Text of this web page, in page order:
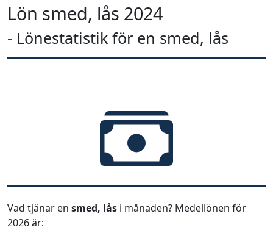
Lön smed, lås 2024
- Lönestatistik för en smed, lås
Vad tjänar en smed, lås i månaden? Medellönen för
2026 är: